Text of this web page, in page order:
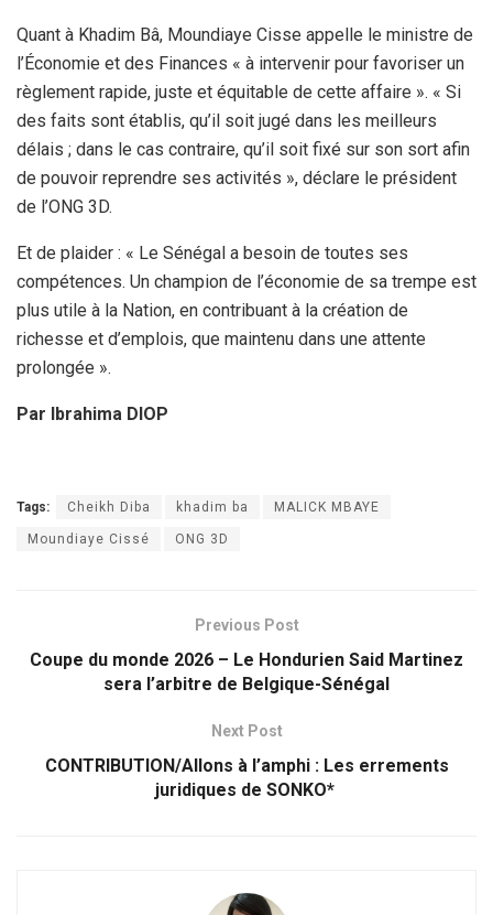
Quant à Khadim Bâ, Moundiaye Cisse appelle le ministre de
l’Économie et des Finances « à intervenir pour favoriser un
règlement rapide, juste et équitable de cette affaire ». « Si
des faits sont établis, qu’il soit jugé dans les meilleurs
délais ; dans le cas contraire, qu’il soit fixé sur son sort afin
de pouvoir reprendre ses activités », déclare le président
de l’ONG 3D.
Et de plaider : « Le Sénégal a besoin de toutes ses
compétences. Un champion de l’économie de sa trempe est
plus utile à la Nation, en contribuant à la création de
richesse et d’emplois, que maintenu dans une attente
prolongée ».
Par Ibrahima DIOP
Tags: Cheikh Diba khadim ba MALICK MBAYE
Moundiaye Cissé ONG 3D
Previous Post
Coupe du monde 2026 – Le Hondurien Said Martinez
sera l’arbitre de Belgique-Sénégal
Next Post
CONTRIBUTION/Allons à l’amphi : Les errements
juridiques de SONKO*